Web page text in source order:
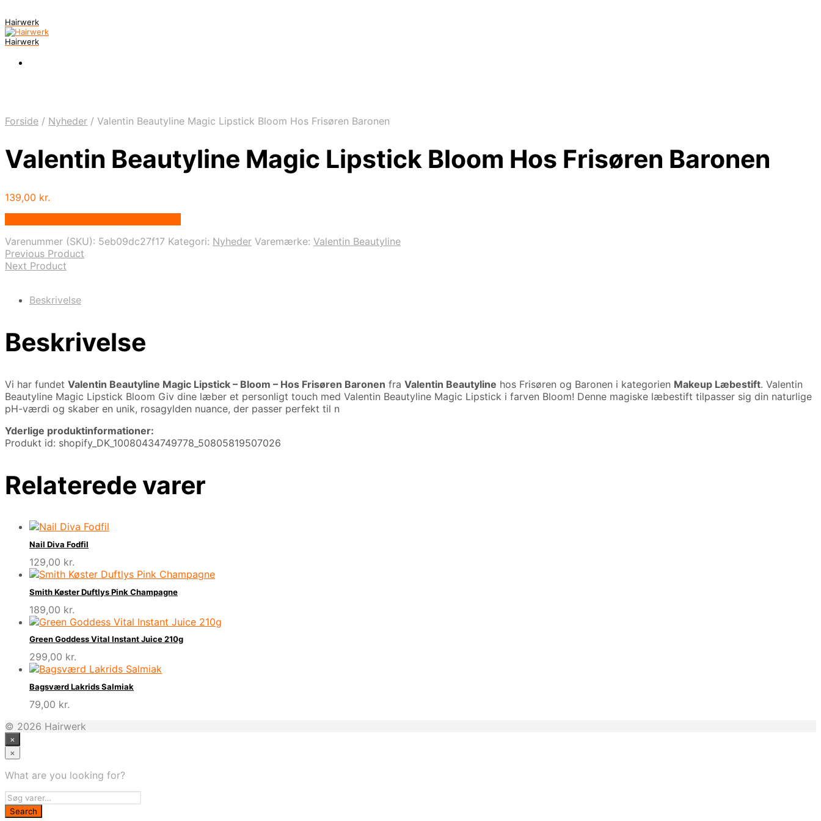
Hairwerk
Hairwerk
Forside / Nyheder / Valentin Beautyline Magic Lipstick Bloom Hos Frisøren Baronen
Valentin Beautyline Magic Lipstick Bloom Hos Frisøren Baronen
139,00 kr.
Varenummer (SKU): 5eb09dc27f17 Kategori: Nyheder Varemærke: Valentin Beautyline
Previous Product
Next Product
Beskrivelse
Beskrivelse
Vi har fundet Valentin Beautyline Magic Lipstick – Bloom – Hos Frisøren Baronen fra Valentin Beautyline hos Frisøren og Baronen i kategorien Makeup Læbestift. Valentin
Beautyline Magic Lipstick Bloom Giv dine læber et personligt touch med Valentin Beautyline Magic Lipstick i farven Bloom! Denne magiske læbestift tilpasser sig din naturlige
pH-værdi og skaber en unik, rosagylden nuance, der passer perfekt til n
Yderlige produktinformationer:
Produkt id: shopify_DK_10080434749778_50805819507026
Relaterede varer
Nail Diva Fodfil
129,00 kr.
Smith Køster Duftlys Pink Champagne
189,00 kr.
Green Goddess Vital Instant Juice 210g
299,00 kr.
Bagsværd Lakrids Salmiak
79,00 kr.
© 2026 Hairwerk
×
×
What are you looking for?